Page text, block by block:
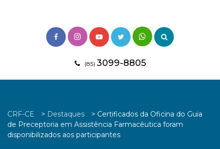
(85) 3099-8805
CRF-CE > Destaques > Certificados da Oficina do Guia
de Preceptoria em Assistência Farmacêutica foram
disponibilizados aos participantes